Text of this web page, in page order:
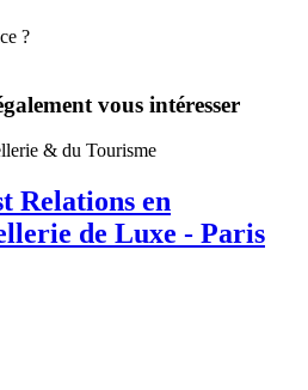
?
vous intéresser
& du Tourisme
Relations en
de Luxe - Paris